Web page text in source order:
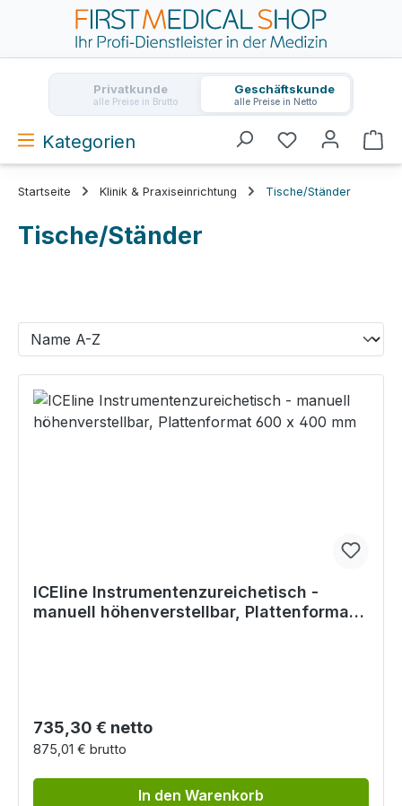
Zum Hauptinhalt springen
Privatkunde
alle Preise in Brutto
Geschäftskunde
alle Preise in Netto
Kategorien
Startseite Klinik & Praxiseinrichtung Tische/Ständer
Tische/Ständer
ICEline Instrumentenzureichetisch -
manuell höhenverstellbar, Plattenformat
Regulärer Preis:
735,30 € netto
875,01 € brutto
In den Warenkorb